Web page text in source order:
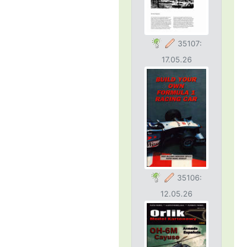
35107:
17.05.26
35106:
12.05.26